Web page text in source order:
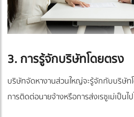
3. การรู้จักบริษัทโดยตรง
บริษัทจัดหางานส่วนใหญ่จะรู้จักกับบริษัท
การติดต่อนายจ้างหรือการส่งเรซูเม่เป็นไ